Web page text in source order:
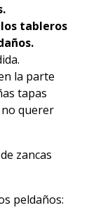
tableros
la parte
tapas
no querer
zancas
peldaños: